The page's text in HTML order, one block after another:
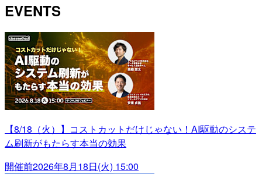
EVENTS
【8/18（火）】コストカットだけじゃない！AI駆動のシステ
ム刷新がもたらす本当の効果
開催前2026年8月18日(火) 15:00